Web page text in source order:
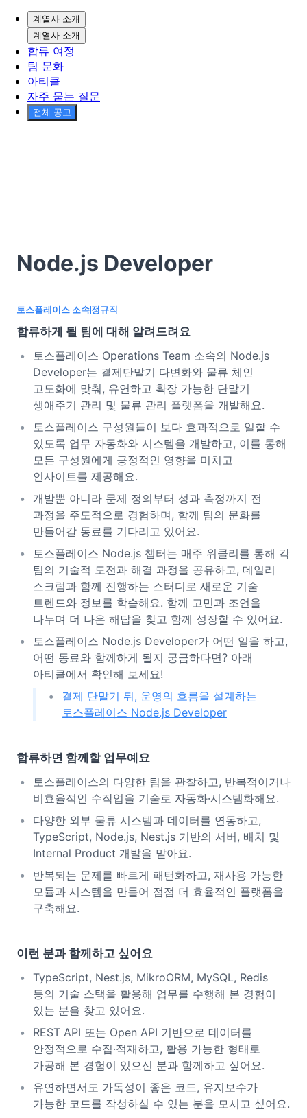
계열사 소개
계열사 소개
합류 여정
팀 문화
아티클
자주 묻는 질문
전체 공고
Node.js Developer
토스플레이스 소속정규직
합류하게 될 팀에 대해 알려드려요
토스플레이스 Operations Team 소속의 Node.js
Developer는 결제단말기 다변화와 물류 체인
고도화에 맞춰, 유연하고 확장 가능한 단말기
생애주기 관리 및 물류 관리 플랫폼을 개발해요.
토스플레이스 구성원들이 보다 효과적으로 일할 수
있도록 업무 자동화와 시스템을 개발하고, 이를 통해
모든 구성원에게 긍정적인 영향을 미치고
인사이트를 제공해요.
개발뿐 아니라 문제 정의부터 성과 측정까지 전
과정을 주도적으로 경험하며, 함께 팀의 문화를
만들어갈 동료를 기다리고 있어요.
토스플레이스 Node.js 챕터는 매주 위클리를 통해 각
팀의 기술적 도전과 해결 과정을 공유하고, 데일리
스크럼과 함께 진행하는 스터디로 새로운 기술
트렌드와 정보를 학습해요. 함께 고민과 조언을
나누며 더 나은 해답을 찾고 함께 성장할 수 있어요.
토스플레이스 Node.js Developer가 어떤 일을 하고,
어떤 동료와 함께하게 될지 궁금하다면? 아래
아티클에서 확인해 보세요!
결제 단말기 뒤, 운영의 흐름을 설계하는
토스플레이스 Node.js Developer
합류하면 함께할 업무예요
토스플레이스의 다양한 팀을 관찰하고, 반복적이거나
비효율적인 수작업을 기술로 자동화·시스템화해요.
다양한 외부 물류 시스템과 데이터를 연동하고,
TypeScript, Node.js, Nest.js 기반의 서버, 배치 및
Internal Product 개발을 맡아요.
반복되는 문제를 빠르게 패턴화하고, 재사용 가능한
모듈과 시스템을 만들어 점점 더 효율적인 플랫폼을
구축해요.
이런 분과 함께하고 싶어요
TypeScript, Nest.js, MikroORM, MySQL, Redis
등의 기술 스택을 활용해 업무를 수행해 본 경험이
있는 분을 찾고 있어요.
REST API 또는 Open API 기반으로 데이터를
안정적으로 수집·적재하고, 활용 가능한 형태로
가공해 본 경험이 있으신 분과 함께하고 싶어요.
유연하면서도 가독성이 좋은 코드, 유지보수가
가능한 코드를 작성하실 수 있는 분을 모시고 싶어요.